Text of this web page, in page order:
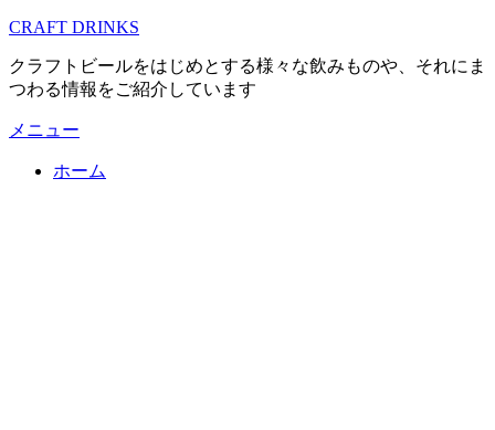
コ
テ
ン
ツ
へ
CRAFT DRINKS
クラフトビールをはじめとする様々な飲みものや、それにま
つわる情報をご紹介しています
メニュー
ホーム